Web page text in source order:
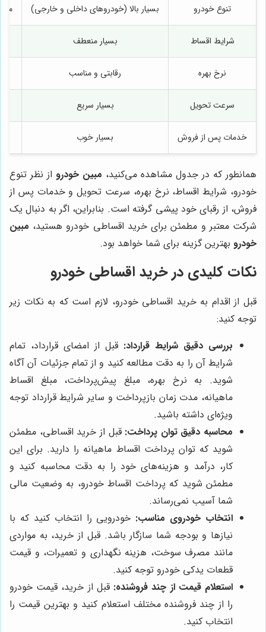
تنوع خودرو بسیار بالا (خودروهای داخلی و خارجی)
شرایط اقساط بسیار منعطف
نرخ بهره رقابتی و مناسب
سرعت تحویل بسیار سریع
خدمات پس از فروش بسیار خوب
همانطور که در جدول مشاهده می‌کنید، مبین خودرو از نظر تنوع
خودرو، شرایط اقساط، نرخ بهره، سرعت تحویل و خدمات پس از
فروش، از رقبای خود پیشی گرفته است. بنابراین، اگر به دنبال یک
شرکت معتبر و مطمئن برای خرید اقساطی خودرو هستید، مبین
خودرو بهترین گزینه برای شما خواهد بود.
نکات کلیدی در خرید اقساطی خودرو
قبل از اقدام به خرید اقساطی خودرو، لازم است که به نکات زیر
توجه کنید:
بررسی دقیق شرایط قرارداد: قبل از امضای قرارداد، تمام
شرایط آن را به دقت مطالعه کنید و از تمام جزئیات آن آگاه
شوید. به نرخ بهره، مبلغ پیش‌پرداخت، مبلغ اقساط
ماهیانه، مدت زمان بازپرداخت و سایر شرایط قرارداد توجه
ویژه‌ای داشته باشید.
محاسبه دقیق توان پرداخت: قبل از خرید اقساطی، مطمئن
شوید که توان پرداخت اقساط ماهیانه را دارید. برای این
کار، درآمد و هزینه‌های خود را به دقت محاسبه کنید و
مطمئن شوید که پرداخت اقساط خودرو، به وضعیت مالی
شما آسیب نمی‌رساند.
انتخاب خودروی مناسب: خودرویی را انتخاب کنید که با
نیازها و بودجه شما سازگار باشد. قبل از خرید، به مواردی
مانند مصرف سوخت، هزینه نگهداری و تعمیرات، و قیمت
قطعات یدکی خودرو توجه کنید.
استعلام قیمت از چند فروشنده: قبل از خرید، قیمت خودرو
را از چند فروشنده مختلف استعلام کنید و بهترین قیمت را
انتخاب کنید.